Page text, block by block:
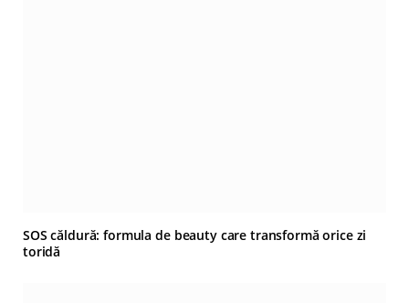
SOS căldură: formula de beauty care transformă orice zi
toridă